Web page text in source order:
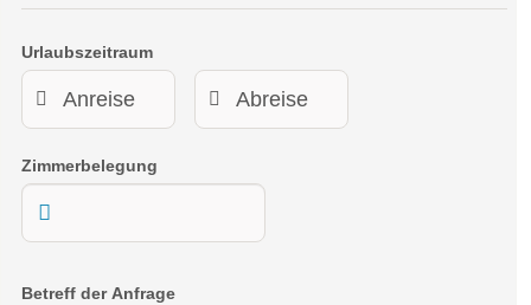
Urlaubszeitraum
Zimmerbelegung
Betreff der Anfrage